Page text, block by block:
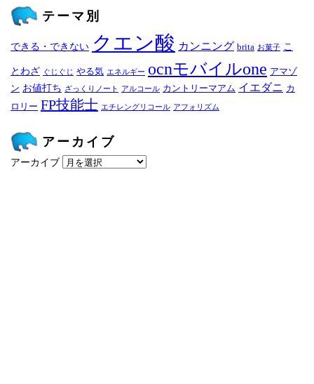
テーマ別
できる・できない クエン酸 カンニング brita お菓子 こ
とわざ ぐじぐじ やる気 エネルギー ocnモバイルone アマゾ
ン お値打ち ざっくりノート アルコール カントリーマアム イエダニ カ
ロリー FP技能士 エチレングリコール アフォリズム
アーカイブ
アーカイブ